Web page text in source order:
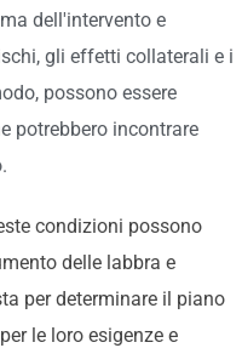
dell'intervento e
gli effetti collaterali e i
possono essere
potrebbero incontrare
condizioni possono
delle labbra e
per determinare il piano
le loro esigenze e